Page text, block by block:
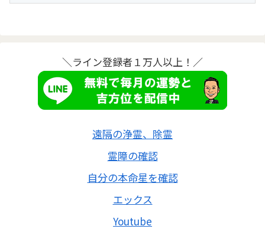
＼ライン登録者１万人以上！／
遠隔の浄霊、除霊
霊障の確認
自分の本命星を確認
エックス
Youtube